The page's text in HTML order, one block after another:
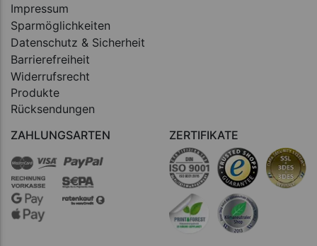
Impressum
Sparmöglichkeiten
Datenschutz & Sicherheit
Barrierefreiheit
Widerrufsrecht
Produkte
Rücksendungen
ZAHLUNGSARTEN ZERTIFIKATE